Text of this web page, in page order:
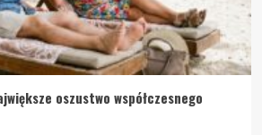
oszustwo współczesnego